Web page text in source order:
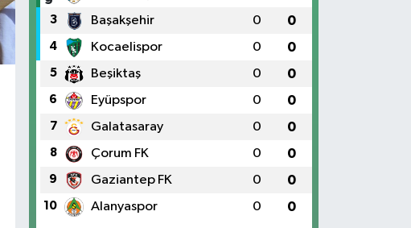
3 Başakşehir 0 0
4 Kocaelispor 0 0
5 Beşiktaş 0 0
6 Eyüpspor 0 0
7 Galatasaray 0 0
8 Çorum FK 0 0
9 Gaziantep FK 0 0
10 Alanyaspor 0 0